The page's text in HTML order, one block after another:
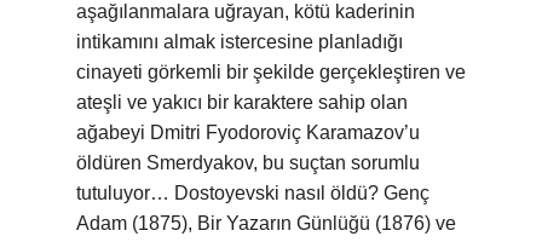
aşağılanmalara uğrayan, kötü kaderinin
intikamını almak istercesine planladığı
cinayeti görkemli bir şekilde gerçekleştiren ve
ateşli ve yakıcı bir karaktere sahip olan
ağabeyi Dmitri Fyodoroviç Karamazov’u
öldüren Smerdyakov, bu suçtan sorumlu
tutuluyor… Dostoyevski nasıl öldü? Genç
Adam (1875), Bir Yazarın Günlüğü (1876) ve